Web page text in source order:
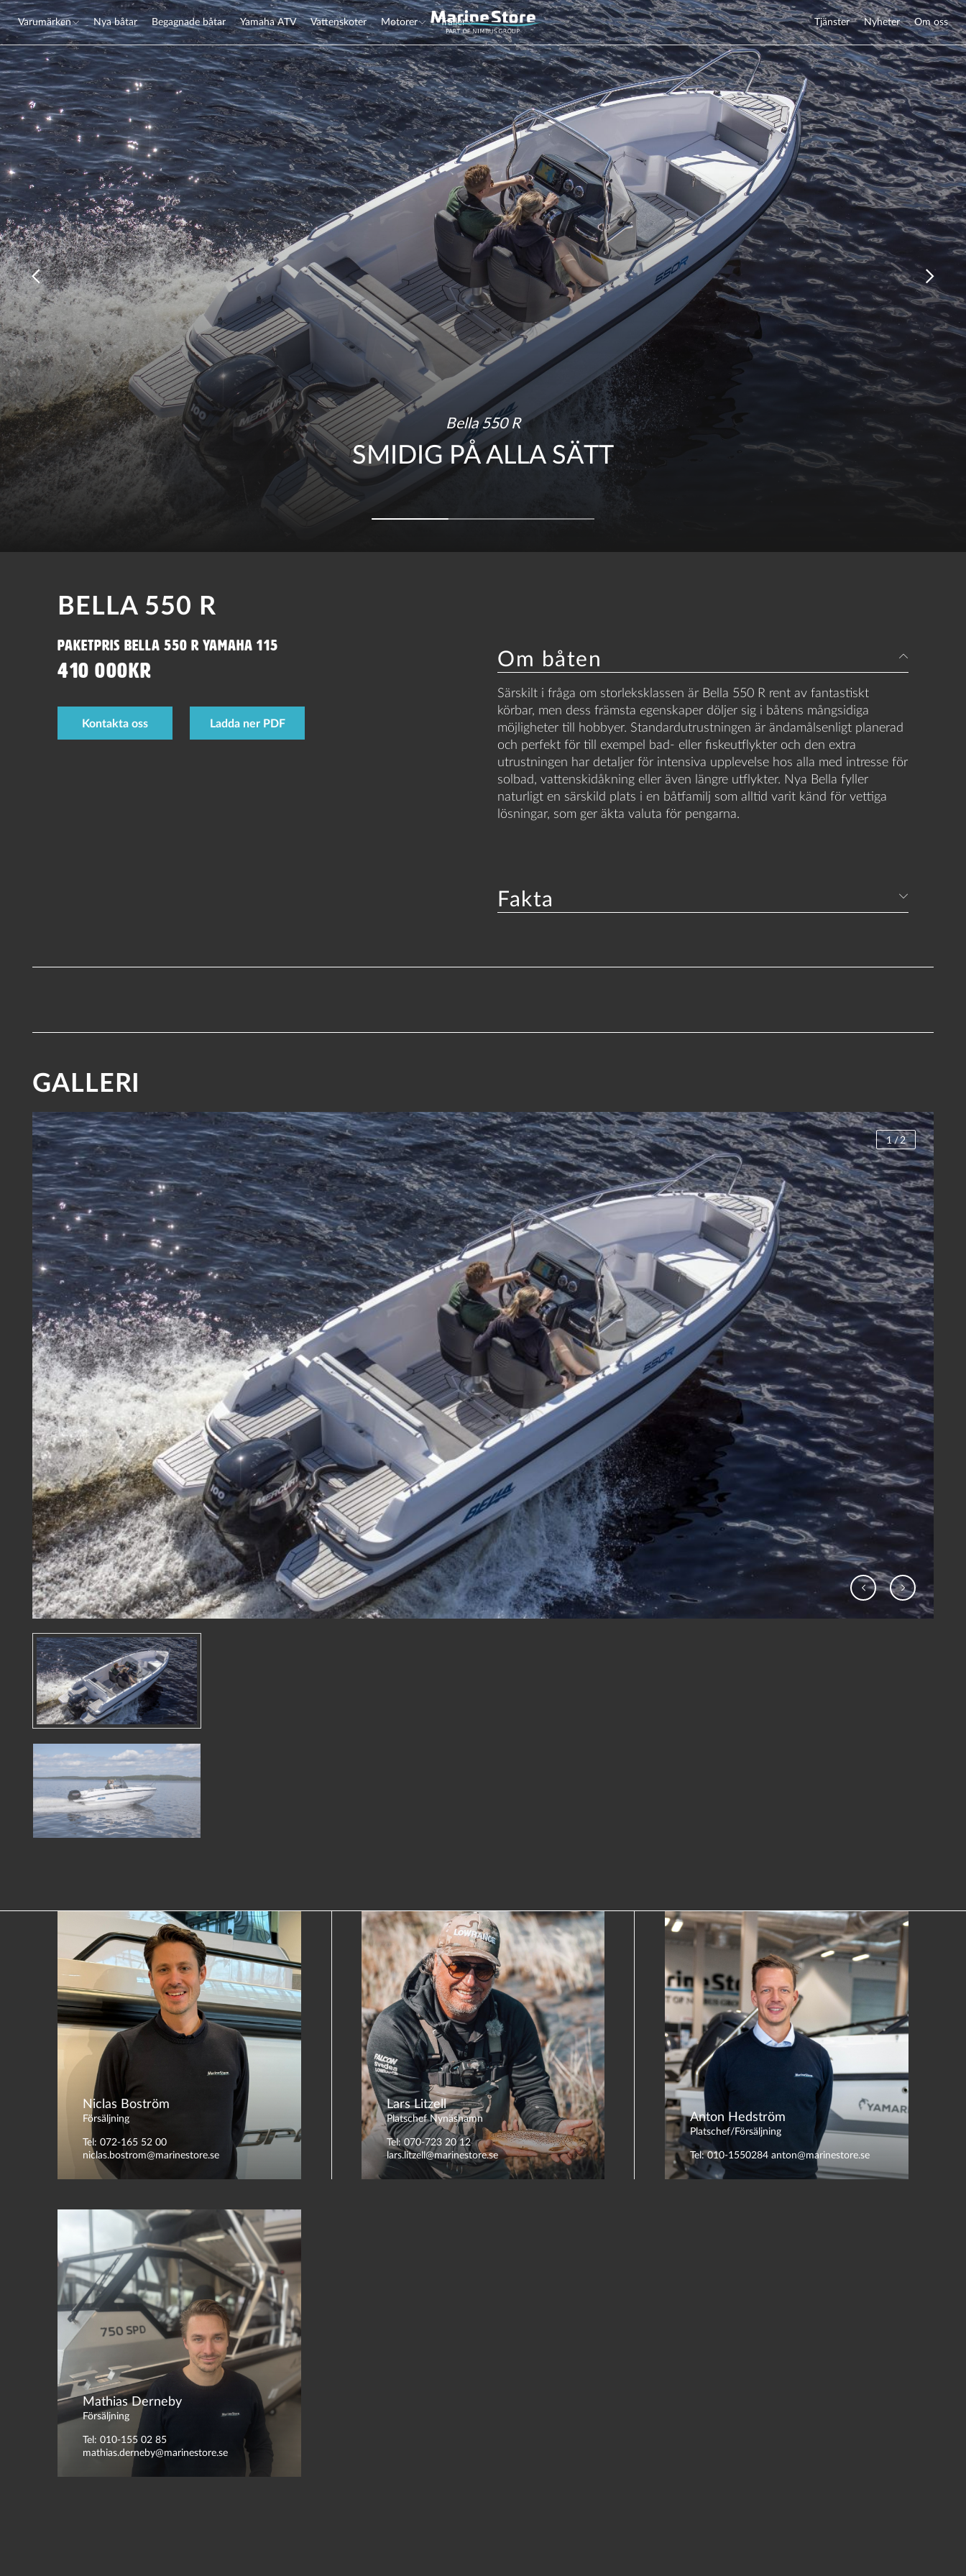
Varumärken Nya båtar Begagnade båtar Yamaha ATV Vattenskoter Motorer Trailer Tjänster Nyheter Om oss
Bella 550 R
SMIDIG PÅ ALLA SÄTT
Bella 550 R
SMIDIG PÅ ALLA SÄTT
BELLA 550 R
Paketpris Bella 550 R Yamaha 115
410 000kr
Kontakta oss Ladda ner PDF
Om båten
Särskilt i fråga om storleksklassen är Bella 550 R rent av fantastiskt
körbar, men dess främsta egenskaper döljer sig i båtens mångsidiga
möjligheter till hobbyer. Standardutrustningen är ändamålsenligt planerad
och perfekt för till exempel bad- eller fiskeutflykter och den extra
utrustningen har detaljer för intensiva upplevelse hos alla med intresse för
solbad, vattenskidåkning eller även längre utflykter. Nya Bella fyller
naturligt en särskild plats i en båtfamilj som alltid varit känd för vettiga
lösningar, som ger äkta valuta för pengarna.
Fakta
GALLERI
1/2
Niclas Boström
Försäljning
Tel: 072-165 52 00
niclas.bostrom@marinestore.se
Lars Litzell
Platschef Nynäshamn
Tel: 070-723 20 12
lars.litzell@marinestore.se
Anton Hedström
Platschef/Försäljning
Tel: 010-1550284 anton@marinestore.se
Mathias Derneby
Försäljning
Tel: 010-155 02 85
mathias.derneby@marinestore.se